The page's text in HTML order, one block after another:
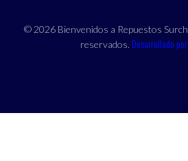
© 2026 Bienvenidos a Repuestos
reservados. Desarrollado